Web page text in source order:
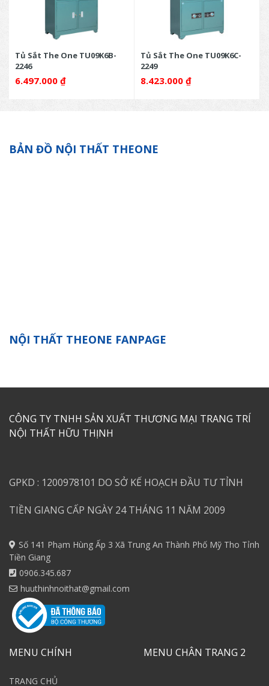
Tủ Sắt The One TU09K6B-
2246
6.497.000 ₫
Tủ Sắt The One TU09K6C-
2249
8.423.000 ₫
BẢN ĐỒ NỘI THẤT THEONE
NỘI THẤT THEONE FANPAGE
CÔNG TY TNHH SẢN XUẤT THƯƠNG MẠI TRANG TRÍ
NỘI THẤT HỮU THỊNH
GPKD : 1200978101 DO SỞ KẾ HOẠCH ĐẦU TƯ TỈNH
TIỀN GIANG CẤP NGÀY 24 THÁNG 11 NĂM 2009
Số 141 Phạm Hùng Ấp 3 Xã Trung An Thành Phố Mỹ Tho Tỉnh
Tiền Giang
0906.345.687
huuthinhnoithat@gmail.com
MENU CHÍNH
TRANG CHỦ
MENU CHÂN TRANG 2